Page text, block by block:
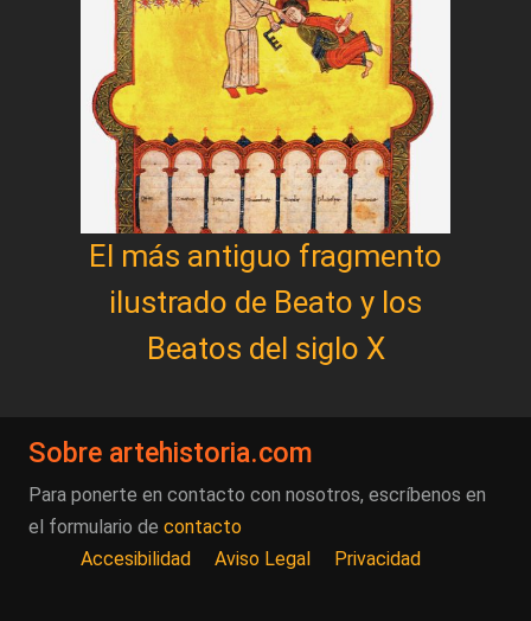
El más antiguo fragmento
ilustrado de Beato y los
Beatos del siglo X
Sobre artehistoria.com
Para ponerte en contacto con nosotros, escríbenos en
el formulario de contacto
Accesibilidad
Aviso Legal Privacidad